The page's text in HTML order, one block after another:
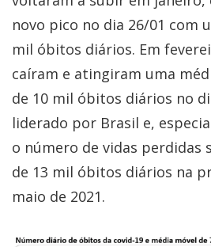
novo pico no dia 26/01 com
mil óbitos diários. Em
caíram e atingiram uma
de 10 mil óbitos diários no
liderado por Brasil e,
o número de vidas perdidas
de 13 mil óbitos diários na
maio de 2021.